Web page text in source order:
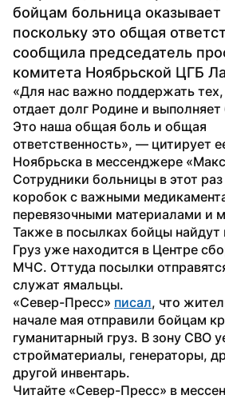
бойцам больница оказывает
поскольку это общая
сообщила председатель
комитета Ноябрьской ЦГБ
«Для нас важно поддержать тех,
отдает долг Родине и
Это наша общая боль и общая
ответственность», — цитирует
Ноябрьска в мессенджере
Сотрудники больницы в этот
коробок с важными
перевязочными материалами и
Также в посылках бойцы найдут
Груз уже находится в Центре
МЧС. Оттуда посылки
служат ямальцы.
«Север-Пресс» писал, что
начале мая отправили бойцам
гуманитарный груз. В зону СВО
стройматериалы, генераторы,
другой инвентарь.
Читайте «Север-Пресс» в